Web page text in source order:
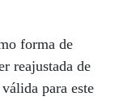
forma de
reajustada de
para este